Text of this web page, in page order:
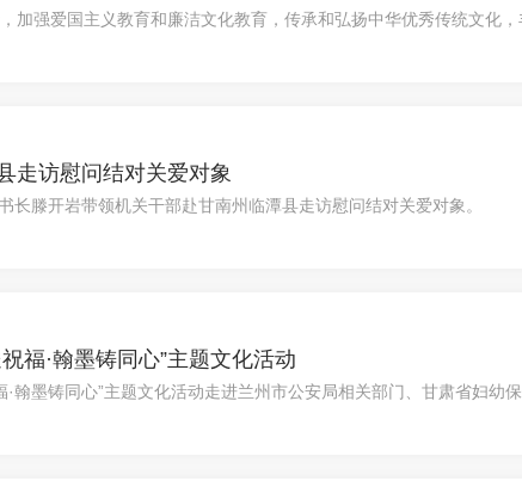
加强爱国主义教育和廉洁文化教育，传承和弘扬中华优秀传统文化
走访慰问结对关爱对象
长滕开岩带领机关干部赴甘南州临潭县走访慰问结对关爱对象。
福·翰墨铸同心”主题文化活动
翰墨铸同心”主题文化活动走进兰州市公安局相关部门、甘肃省妇幼